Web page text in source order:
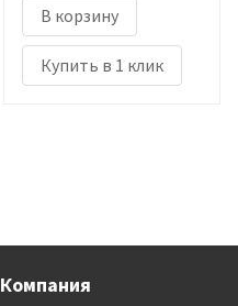
В корзину
Купить в 1 клик
Компания